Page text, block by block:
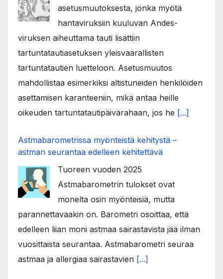
asetusmuutoksesta, jonka myötä
hantaviruksiin kuuluvan Andes-
viruksen aiheuttama tauti lisättiin
tartuntatautiasetuksen yleisvaarallisten
tartuntatautien luetteloon. Asetusmuutos
mahdollistaa esimerkiksi altistuneiden henkilöiden
asettamisen karanteeniin, mikä antaa heille
oikeuden tartuntatautipäivärahaan, jos he [...]
Astmabarometrissa myönteistä kehitystä –
astman seurantaa edelleen kehitettävä
Tuoreen vuoden 2025
Astmabarometrin tulokset ovat
monelta osin myönteisiä, mutta
parannettavaakin on. Barometri osoittaa, että
edelleen liian moni astmaa sairastavista jää ilman
vuosittaista seurantaa. Astmabarometri seuraa
astmaa ja allergiaa sairastavien [...]